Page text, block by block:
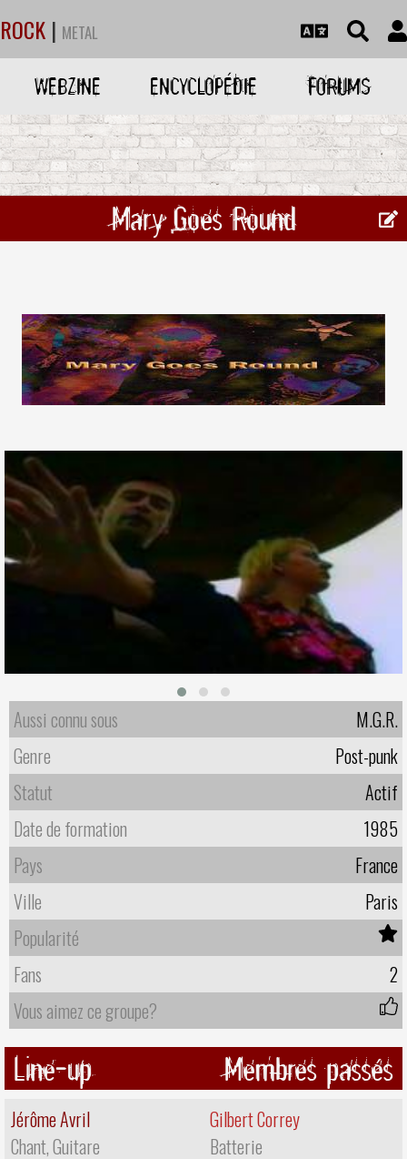
ROCK | METAL
WEBZINE ENCYCLOPÉDIE FORUMS
Mary Goes Round
Aussi connu sous
M.G.R.
Genre
Post-punk
Statut
Actif
Date de formation
1985
Pays
France
Ville
Paris
Popularité
Fans
2
Vous aimez ce groupe?
Line-up
Jérôme Avril
Chant, Guitare
Membres passés
Gilbert Correy
Batterie